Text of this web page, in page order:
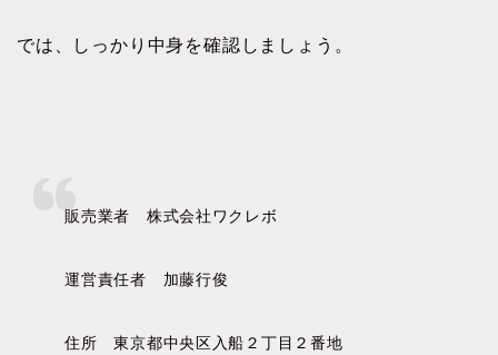
では、しっかり中身を確認しましょう。
販売業者 株式会社ワクレボ
運営責任者 加藤行俊
住所 東京都中央区入船２丁目２番地